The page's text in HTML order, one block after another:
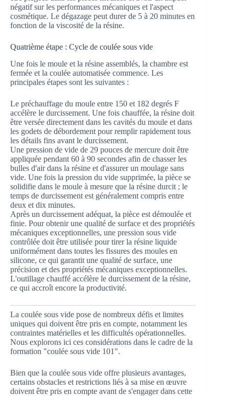
négatif sur les performances mécaniques et l'aspect
cosmétique. Le dégazage peut durer de 5 à 20 minutes en
fonction de la viscosité de la résine.
Quatrième étape : Cycle de coulée sous vide
Une fois le moule et la résine assemblés, la chambre est
fermée et la coulée automatisée commence. Les
principales étapes sont les suivantes :
Le préchauffage du moule entre 150 et 182 degrés F
accélère le durcissement. Une fois chauffée, la résine doit
être versée directement dans les cavités du moule et dans
les godets de débordement pour remplir rapidement tous
les détails fins avant le durcissement.
Une pression de vide de 29 pouces de mercure doit être
appliquée pendant 60 à 90 secondes afin de chasser les
bulles d'air dans la résine et d'assurer un moulage sans
vide. Une fois la pression du vide supprimée, la pièce se
solidifie dans le moule à mesure que la résine durcit ; le
temps de durcissement est généralement compris entre
deux et dix minutes.
Après un durcissement adéquat, la pièce est démoulée et
finie. Pour obtenir une qualité de surface et des propriétés
mécaniques exceptionnelles, une pression sous vide
contrôlée doit être utilisée pour tirer la résine liquide
uniformément dans toutes les fissures des moules en
silicone, ce qui garantit une qualité de surface, une
précision et des propriétés mécaniques exceptionnelles.
L'outillage chauffé accélère le durcissement de la résine,
ce qui accroît encore la productivité.
La coulée sous vide pose de nombreux défis et limites
uniques qui doivent être pris en compte, notamment les
contraintes matérielles et les difficultés opérationnelles.
Nous explorons ici ces considérations dans le cadre de la
formation "coulée sous vide 101".
Bien que la coulée sous vide offre plusieurs avantages,
certains obstacles et restrictions liés à sa mise en œuvre
doivent être pris en compte avant de s'engager dans cette